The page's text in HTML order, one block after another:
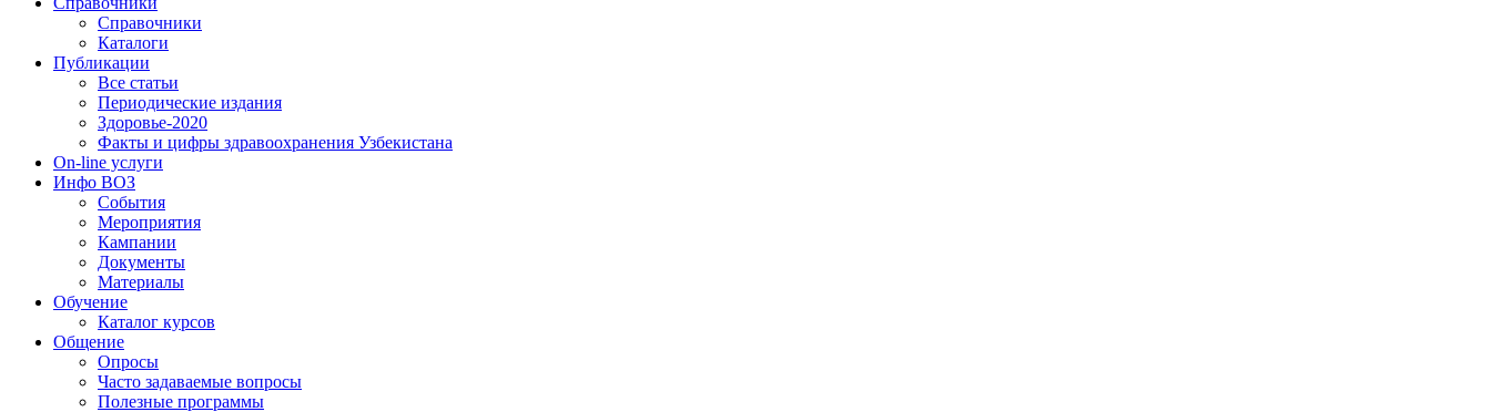
Справочники
Каталоги
Публикации
Все статьи
Периодические издания
Здоровье-2020
Факты и цифры здравоохранения Узбекистана
On-line услуги
Инфо ВОЗ
События
Мероприятия
Кампании
Документы
Материалы
Обучение
Каталог курсов
Общение
Опросы
Часто задаваемые вопросы
Полезные программы